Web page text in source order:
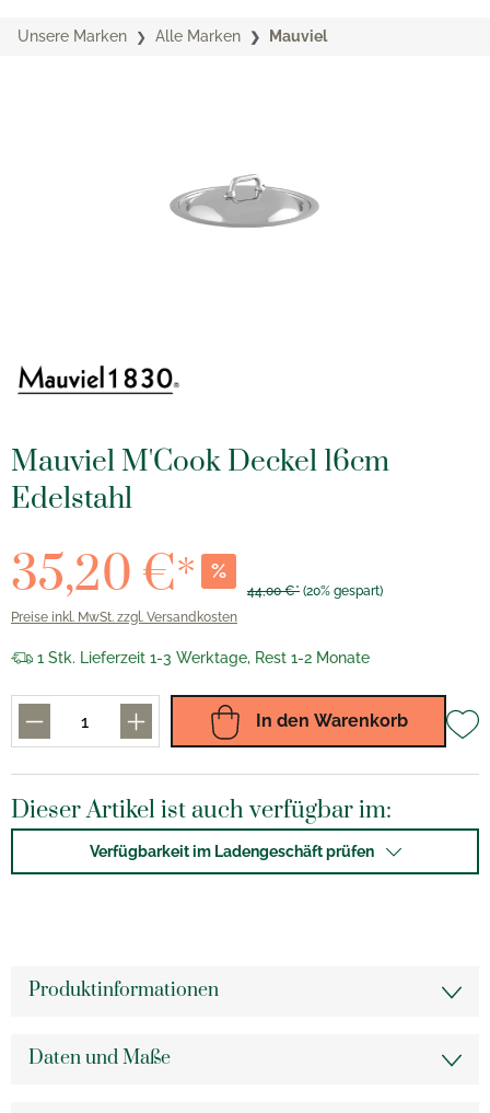
Unsere Marken Alle Marken Mauviel
Mauviel M'Cook Deckel 16cm
Edelstahl
35,20 €* %
44,00 €* (20% gespart)
Preise inkl. MwSt. zzgl. Versandkosten
1 Stk. Lieferzeit 1-3 Werktage, Rest 1-2 Monate
In den Warenkorb
Dieser Artikel ist auch verfügbar im:
Verfügbarkeit im Ladengeschäft prüfen
Produktinformationen
Daten und Maße